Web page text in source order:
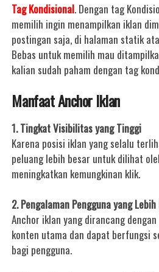
Tag Kondisional. Dengan tag
memilih ingin menampilkan iklan
postingan saja, di halaman statik
Bebas untuk memilih mau
kalian sudah paham dengan tag
Manfaat Anchor Iklan
1. Tingkat Visibilitas yang Tinggi
Karena posisi iklan yang selalu
peluang lebih besar untuk dilihat
meningkatkan kemungkinan klik.
2. Pengalaman Pengguna yang
Anchor iklan yang dirancang
konten utama dan dapat berfungsi
bagi pengguna.